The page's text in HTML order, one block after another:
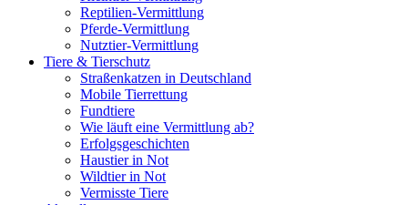
Reptilien-Vermittlung
Pferde-Vermittlung
Nutztier-Vermittlung
Tiere & Tierschutz
Straßenkatzen in Deutschland
Mobile Tierrettung
Fundtiere
Wie läuft eine Vermittlung ab?
Erfolgsgeschichten
Haustier in Not
Wildtier in Not
Vermisste Tiere